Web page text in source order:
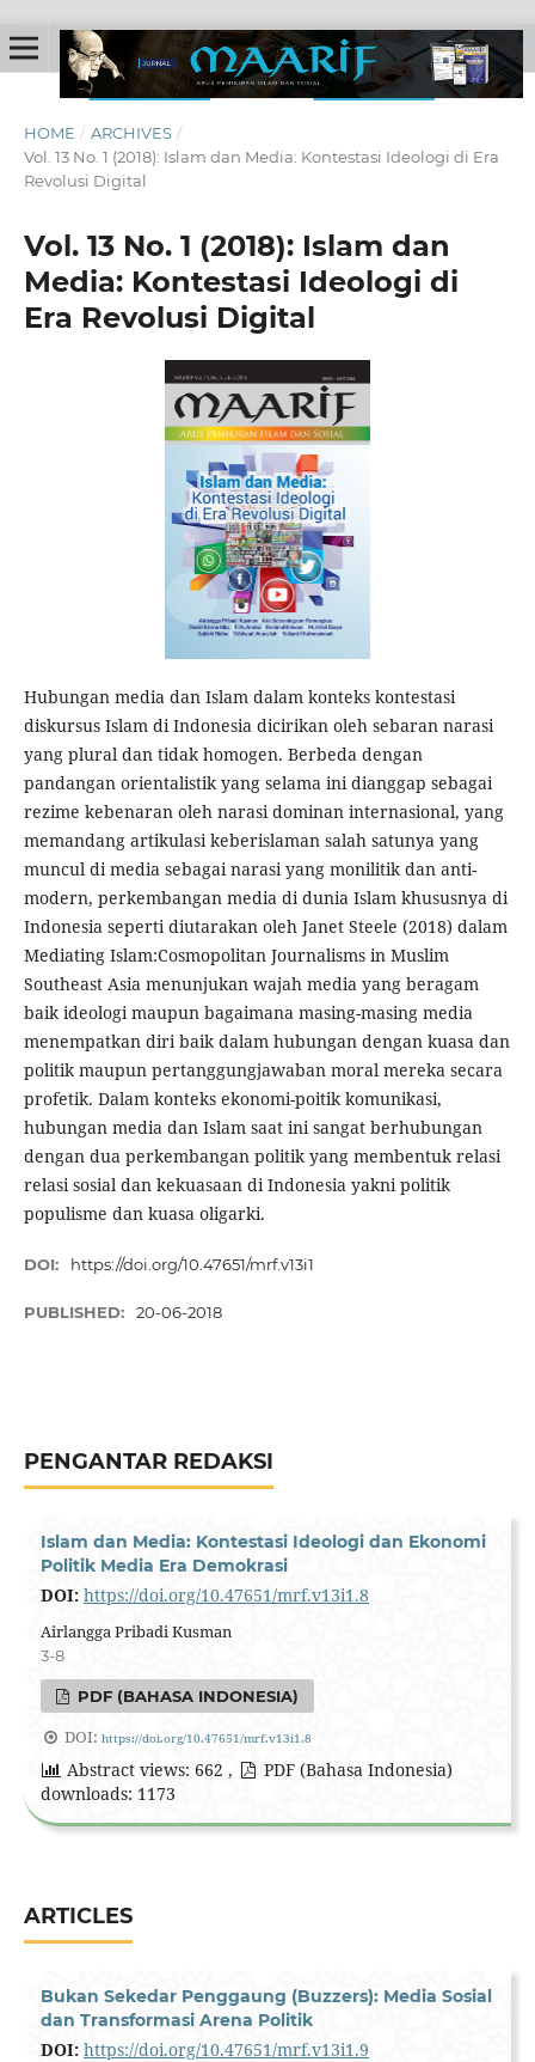
HOME / ARCHIVES /
Vol. 13 No. 1 (2018): Islam dan Media: Kontestasi Ideologi di Era
Revolusi Digital
Vol. 13 No. 1 (2018): Islam dan
Media: Kontestasi Ideologi di
Era Revolusi Digital
Hubungan media dan Islam dalam konteks kontestasi
diskursus Islam di Indonesia dicirikan oleh sebaran narasi
yang plural dan tidak homogen. Berbeda dengan
pandangan orientalistik yang selama ini dianggap sebagai
rezime kebenaran oleh narasi dominan internasional, yang
memandang artikulasi keberislaman salah satunya yang
muncul di media sebagai narasi yang monilitik dan anti-
modern, perkembangan media di dunia Islam khususnya di
Indonesia seperti diutarakan oleh Janet Steele (2018) dalam
Mediating Islam:Cosmopolitan Journalisms in Muslim
Southeast Asia menunjukan wajah media yang beragam
baik ideologi maupun bagaimana masing-masing media
menempatkan diri baik dalam hubungan dengan kuasa dan
politik maupun pertanggungjawaban moral mereka secara
profetik. Dalam konteks ekonomi-poitik komunikasi,
hubungan media dan Islam saat ini sangat berhubungan
dengan dua perkembangan politik yang membentuk relasi
relasi sosial dan kekuasaan di Indonesia yakni politik
populisme dan kuasa oligarki.
DOI: https://doi.org/10.47651/mrf.v13i1
PUBLISHED: 20-06-2018
PENGANTAR REDAKSI
Islam dan Media: Kontestasi Ideologi dan Ekonomi
Politik Media Era Demokrasi
DOI: https://doi.org/10.47651/mrf.v13i1.8
Airlangga Pribadi Kusman
3-8
PDF (BAHASA INDONESIA)
DOI: https://doi.org/10.47651/mrf.v13i1.8
Abstract views: 662 ,
PDF (Bahasa Indonesia)
downloads: 1173
ARTICLES
Bukan Sekedar Penggaung (Buzzers): Media Sosial
dan Transformasi Arena Politik
DOI: https://doi.org/10.47651/mrf.v13i1.9